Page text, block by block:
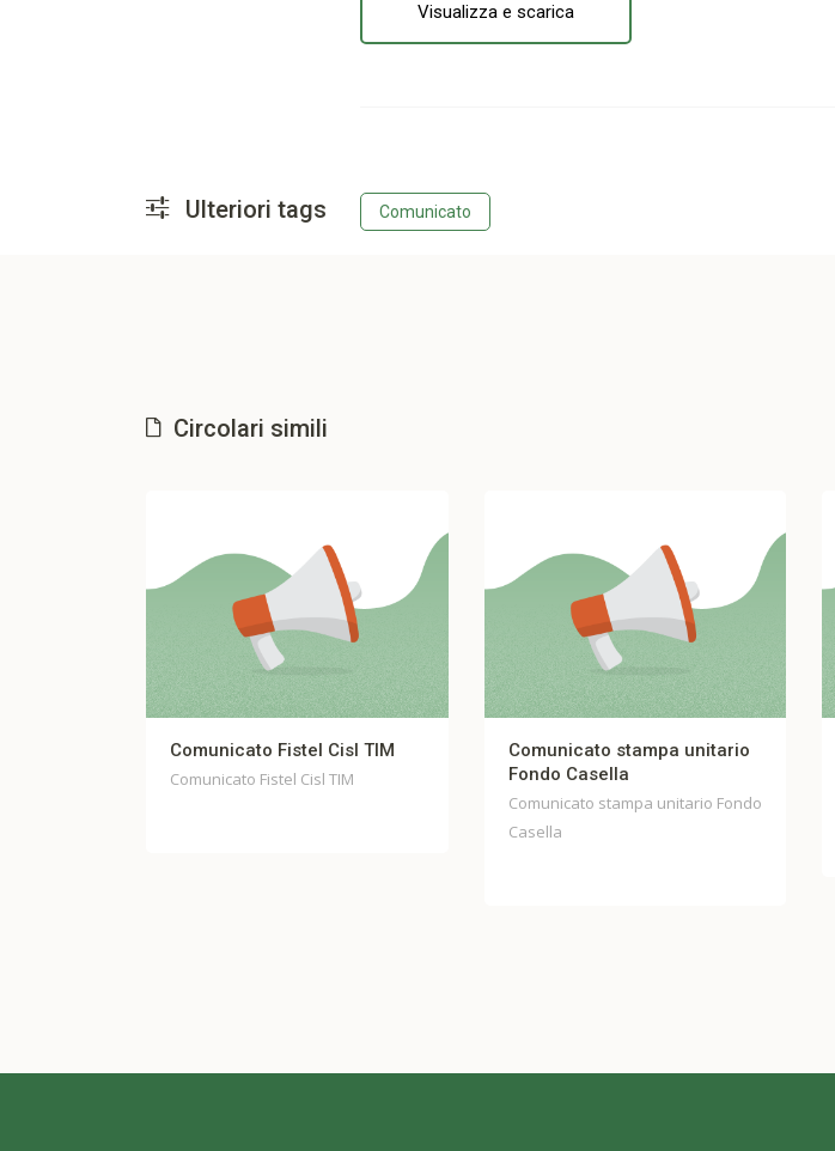
Visualizza e scarica
Ulteriori tags Comunicato
Circolari simili
Comunicato Fistel Cisl TIM
Comunicato Fistel Cisl TIM
Comunicato stampa unitario
Fondo Casella
Comunicato stampa unitario Fondo
Casella